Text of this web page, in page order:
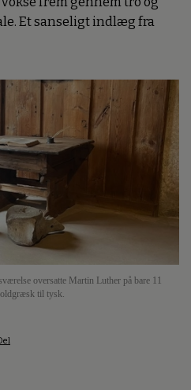
Et sanseligt indlæg fra
oversatte Martin Luther på bare 11
oldgræsk til tysk.